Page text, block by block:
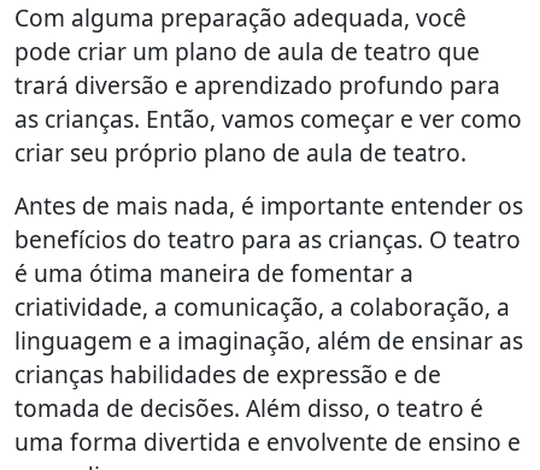
Com alguma preparação adequada, você
pode criar um plano de aula de teatro que
trará diversão e aprendizado profundo para
as crianças. Então, vamos começar e ver como
criar seu próprio plano de aula de teatro.
Antes de mais nada, é importante entender os
benefícios do teatro para as crianças. O teatro
é uma ótima maneira de fomentar a
criatividade, a comunicação, a colaboração, a
linguagem e a imaginação, além de ensinar as
crianças habilidades de expressão e de
tomada de decisões. Além disso, o teatro é
uma forma divertida e envolvente de ensino e